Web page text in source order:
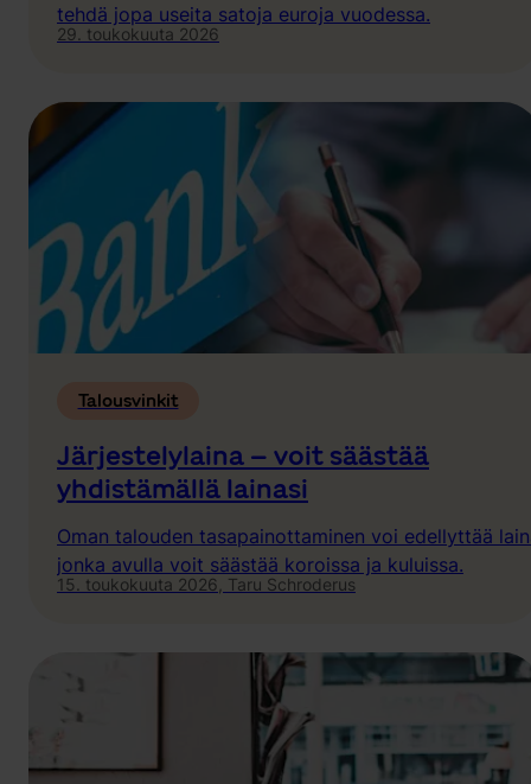
tehdä jopa useita satoja euroja vuodessa.
29. toukokuuta 2026
Talousvinkit
Järjestelylaina – voit säästää
yhdistämällä lainasi
Oman talouden tasapainottaminen voi edellyttää
jonka avulla voit säästää koroissa ja kuluissa.
15. toukokuuta 2026, Taru Schroderus